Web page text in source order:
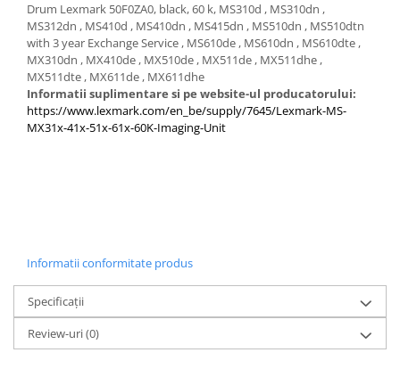
Monitoare LED
Accesorii monitoare
Componente
Placi video
Procesoare
Surse
Carcase
Coolere CPU
Ventilatoare
Drum Lexmark 50F0ZA0, black, 60 k, MS310d , MS310dn ,
MS312dn , MS410d , MS410dn , MS415dn , MS510dn , MS510dtn
with 3 year Exchange Service , MS610de , MS610dn , MS610dte ,
MX310dn , MX410de , MX510de , MX511de , MX511dhe ,
MX511dte , MX611de , MX611dhe
Informatii suplimentare si pe website-ul producatorului:
https://www.lexmark.com/en_be/supply/7645/Lexmark-MS-
MX31x-41x-51x-61x-60K-Imaging-Unit
Informatii conformitate produs
Specificații
Review-uri(0)